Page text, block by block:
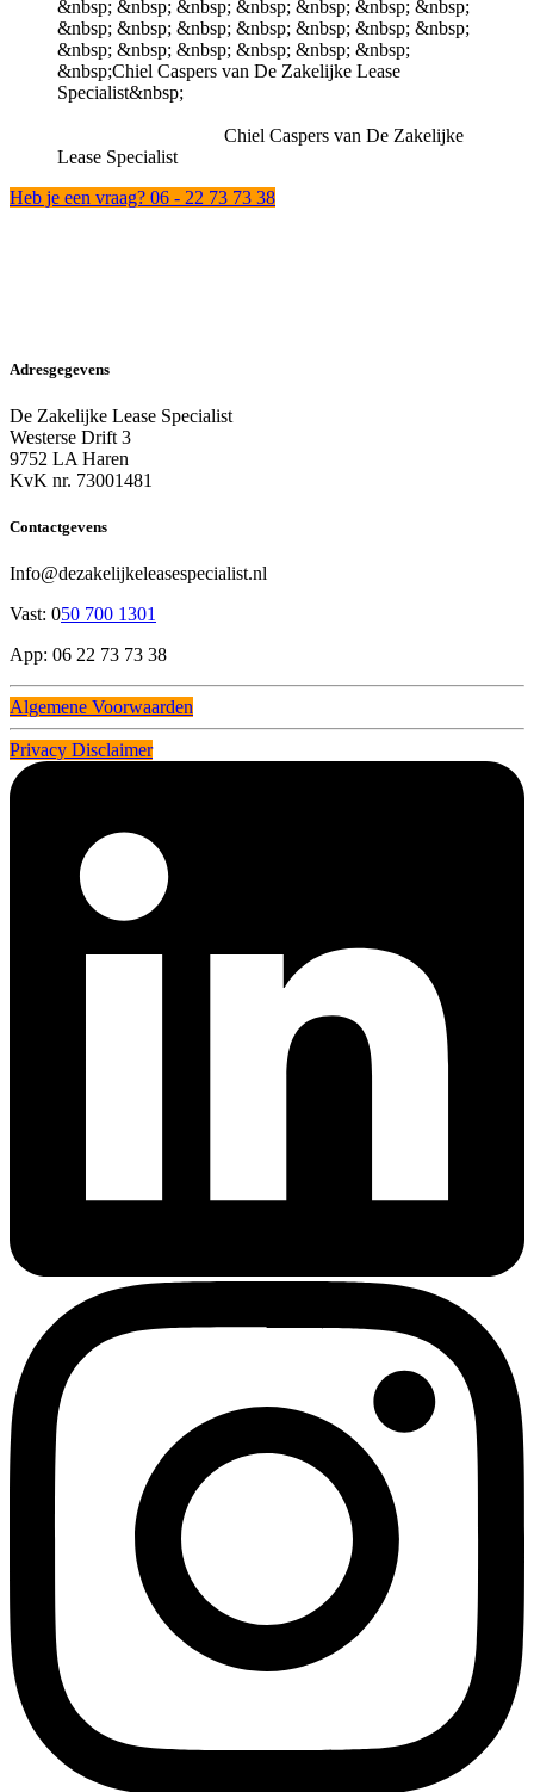
Chiel Caspers van De Zakelijke
Lease Specialist
Heb je een vraag? 06 - 22 73 73 38
Adresgegevens
De Zakelijke Lease Specialist
Westerse Drift 3
9752 LA Haren
KvK nr. 73001481
Contactgevens
Info@dezakelijkeleasespecialist.nl
Vast: 050 700 1301
App: 06 22 73 73 38
Algemene Voorwaarden
Privacy Disclaimer